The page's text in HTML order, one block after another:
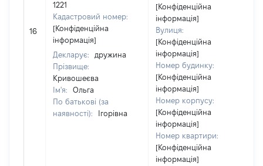
16
1221
Кадастровий номер:
[Конфіденційна
інформація]
Декларує:
дружина
Прізвище:
Кривошеєва
Ім'я:
Ольга
По батькові (за
наявності):
Ігорівна
[Конфіденційна
інформація]
Вулиця:
[Конфіденційна
інформація]
Номер будинку:
[Конфіденційна
інформація]
Номер корпусу:
[Конфіденційна
інформація]
Номер квартири:
[Конфіденційна
інформація]